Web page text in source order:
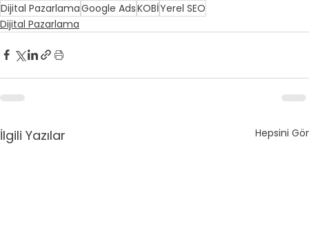
Dijital PazarlamaGoogle AdsKOBİYerel SEO
Dijital Pazarlama
İlgili Yazılar Hepsini Gör